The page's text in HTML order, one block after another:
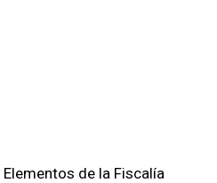
Elementos de la Fiscalía